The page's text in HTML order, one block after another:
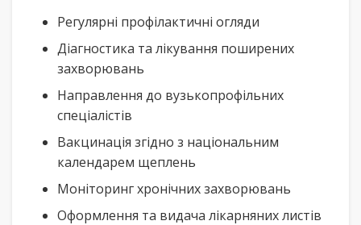
Регулярні профілактичні огляди
Діагностика та лікування поширених
захворювань
Направлення до вузькопрофільних
спеціалістів
Вакцинація згідно з національним
календарем щеплень
Моніторинг хронічних захворювань
Оформлення та видача лікарняних листів